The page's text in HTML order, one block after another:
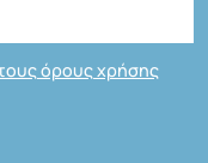
όρους χρήσης